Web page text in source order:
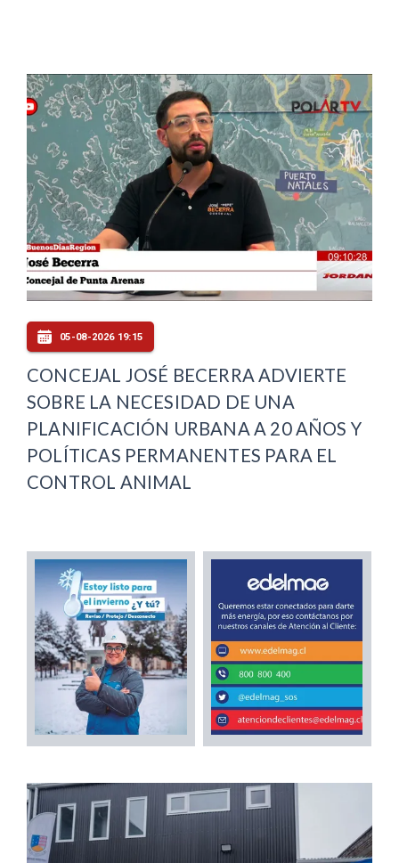
05-08-2026 19:15
CONCEJAL JOSÉ BECERRA ADVIERTE
SOBRE LA NECESIDAD DE UNA
PLANIFICACIÓN URBANA A 20 AÑOS Y
POLÍTICAS PERMANENTES PARA EL
CONTROL ANIMAL